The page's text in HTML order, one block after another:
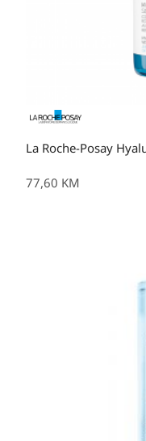
La Roche-Posay
77,60 KM